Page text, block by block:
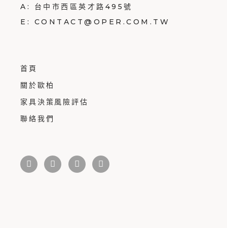
A: 台中市西區英才路495號
E: CONTACT@OPER.COM.TW
首頁
關於歐柏
家具決策風險評估
聯絡我們